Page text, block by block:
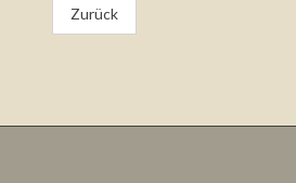
Zurück